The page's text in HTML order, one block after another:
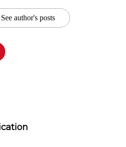
See author's posts